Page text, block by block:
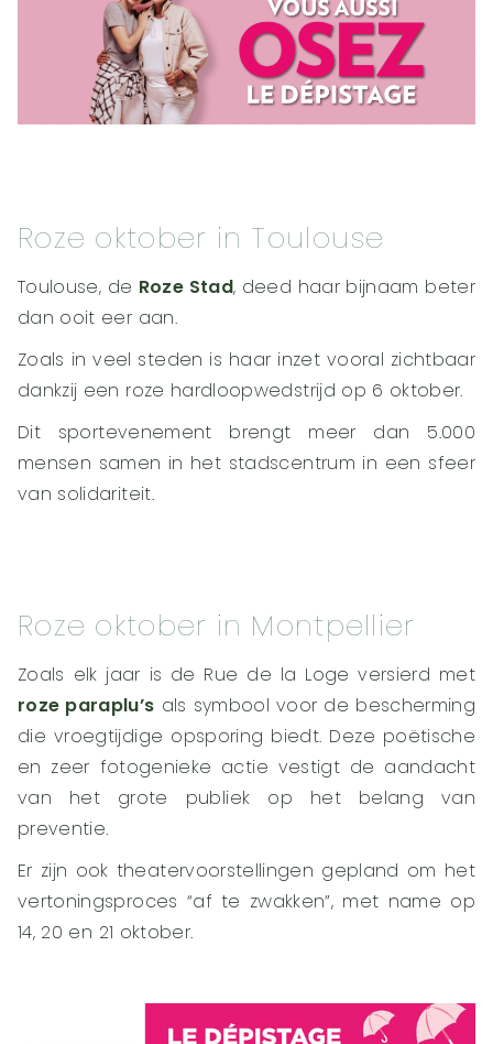
Roze oktober in Toulouse
Toulouse, de Roze Stad, deed haar bijnaam beter
dan ooit eer aan.
Zoals in veel steden is haar inzet vooral zichtbaar
dankzij een roze hardloopwedstrijd op 6 oktober.
Dit sportevenement brengt meer dan 5.000
mensen samen in het stadscentrum in een sfeer
van solidariteit.
Roze oktober in Montpellier
Zoals elk jaar is de Rue de la Loge versierd met
roze paraplu’s als symbool voor de bescherming
die vroegtijdige opsporing biedt. Deze poëtische
en zeer fotogenieke actie vestigt de aandacht
van het grote publiek op het belang van
preventie.
Er zijn ook theatervoorstellingen gepland om het
vertoningsproces “af te zwakken”, met name op
14, 20 en 21 oktober.